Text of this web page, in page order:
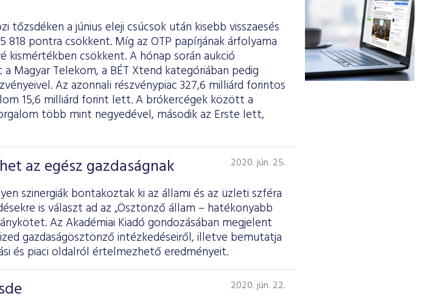
a június eleji csúcsok után kisebb visszaesés
pontra csökkent. Míg az OTP papírjának árfolyama
csökkent. A hónap során aukció
Magyar Telekom, a BÉT Xtend kategóriában pedig
Az azonnali részvénypiac 327,6 milliárd forintos
15,6 milliárd forint lett. A brókercégek között a
több mint negyedével, második az Erste lett,
az egész gazdaságnak 2020. jún. 25.
szinergiák bontakoztak ki az állami és az üzleti szféra
is választ ad az „Ösztönző állam – hatékonyabb
Az Akadémiai Kiadó gondozásában megjelent
gazdaságösztönző intézkedéseiről, illetve bemutatja
és piaci oldalról értelmezhető eredményeit.
2020. jún. 22.